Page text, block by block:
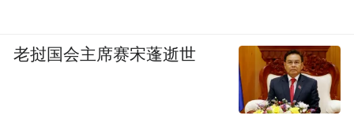
老挝国会主席赛宋蓬逝世